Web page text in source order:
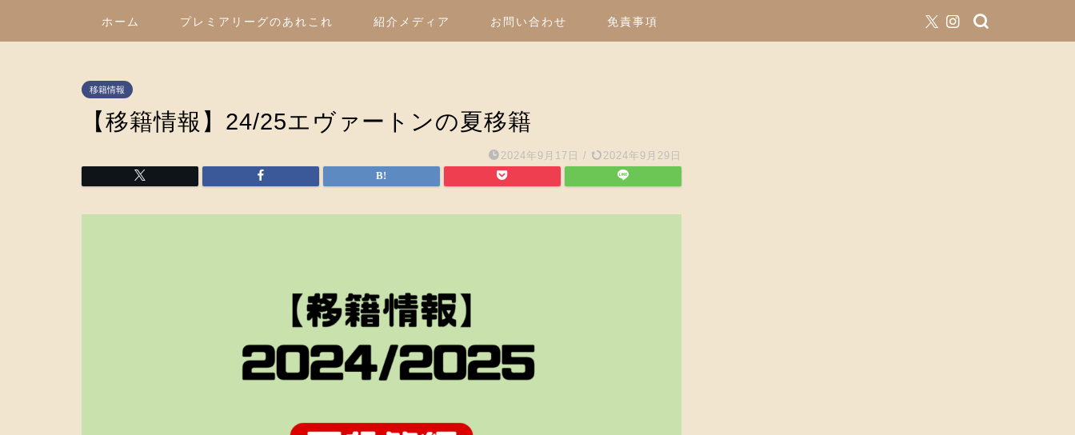
ホーム プレミアリーグのあれこれ 紹介メディア お問い合わせ 免責事項
移籍情報
【移籍情報】24/25エヴァートンの夏移籍
2024年9月17日 / 2024年9月29日